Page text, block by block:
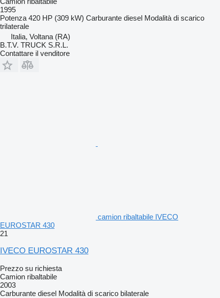
1995
Potenza 420 HP (309 kW) Carburante diesel Modalità di scarico
trilaterale
Italia, Voltana (RA)
B.T.V. TRUCK S.R.L.
Contattare il venditore
camion ribaltabile IVECO
EUROSTAR 430
21
IVECO EUROSTAR 430
Prezzo su richiesta
Camion ribaltabile
2003
Carburante diesel Modalità di scarico bilaterale